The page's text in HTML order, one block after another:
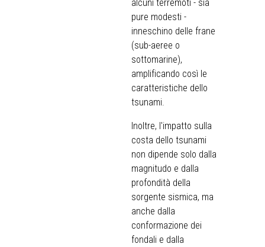
alcuni terremoti - sia
pure modesti -
inneschino delle frane
(sub-aeree o
sottomarine),
amplificando così le
caratteristiche dello
tsunami.
Inoltre, l'impatto sulla
costa dello tsunami
non dipende solo dalla
magnitudo e dalla
profondità della
sorgente sismica, ma
anche dalla
conformazione dei
fondali e dalla